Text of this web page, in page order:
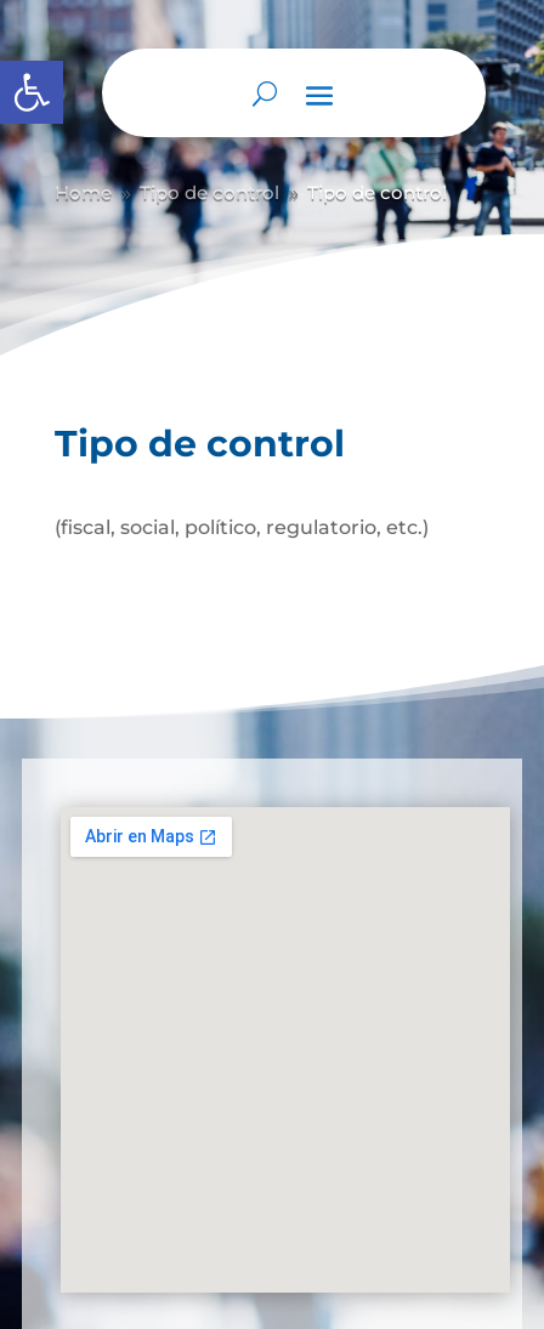
Abrir barra de herramientas
Home 9 Tipo de control 9 Tipo de control
Tipo de control
(fiscal, social, político, regulatorio, etc.)